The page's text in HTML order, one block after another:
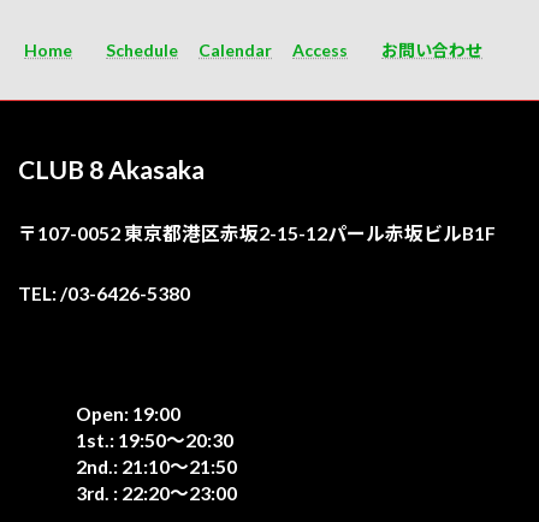
Home Schedule Calendar Access お問い合わせ
CLUB 8 Akasaka
〒107-0052 東京都港区赤坂2-15-12パール赤坂ビルB1F
TEL: /03-6426-5380
Open: 19:00
1st.: 19:50〜20:30
2nd.: 21:10〜21:50
3rd. : 22:20〜23:00